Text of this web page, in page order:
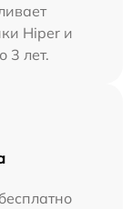
Hiper и
3 лет.